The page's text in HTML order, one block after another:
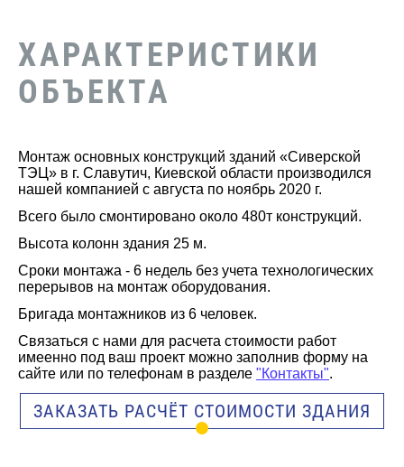
ХАРАКТЕРИСТИКИ
ОБЪЕКТА
Монтаж основных конструкций зданий «Сиверской
ТЭЦ» в г. Славутич, Киевской области производился
нашей компанией с августа по ноябрь 2020 г.
Всего было смонтировано около 480т конструкций.
Высота колонн здания 25 м.
Сроки монтажа - 6 недель без учета технологических
перерывов на монтаж оборудования.
Бригада монтажников из 6 человек.
Связаться с нами для расчета стоимости работ
имеенно под ваш проект можно заполнив форму на
сайте или по телефонам в разделе "Контакты".
ЗАКАЗАТЬ РАСЧЁТ СТОИМОСТИ ЗДАНИЯ